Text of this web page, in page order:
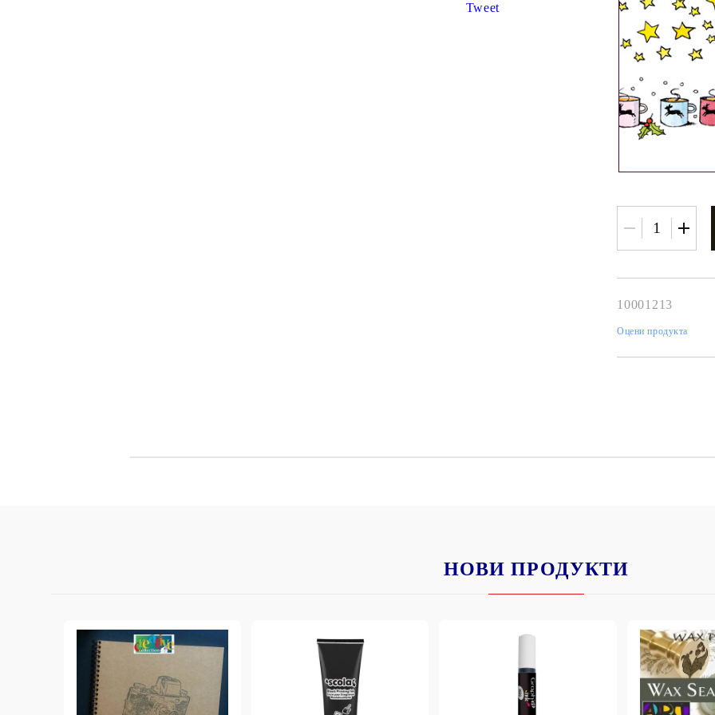
ALADIN IZINK Series - Pigment & Dye
ХАРТИИ, ЗАГОТОВКИ ЗА
КАРТИЧКИ, ПЛИКОВЕ
Перлени , Металик , Брокат
Креативни и ръчни картони
Tweet
10001213
Оцени продукта
НОВИ ПРОДУКТИ